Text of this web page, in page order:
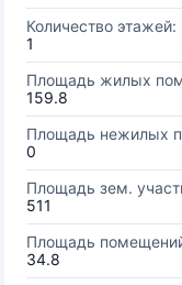
Количество этажей:
1
Площадь жилых
159.8
Площадь нежилых
0
Площадь зем.
511
Площадь
34.8